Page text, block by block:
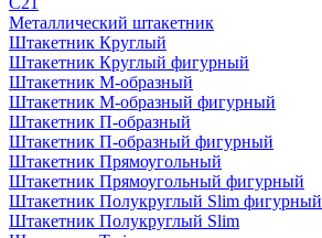
Металлический штакетник
Штакетник Круглый
Штакетник Круглый фигурный
Штакетник М-образный
Штакетник М-образный фигурный
Штакетник П-образный
Штакетник П-образный фигурный
Штакетник Прямоугольный
Штакетник Прямоугольный фигурный
Штакетник Полукруглый Slim фигурный
Штакетник Полукруглый Slim